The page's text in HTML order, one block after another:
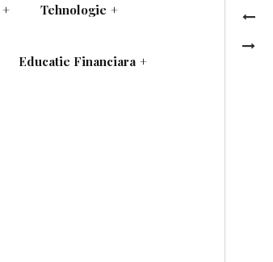
+ Tehnologie +
Educatie Financiara +